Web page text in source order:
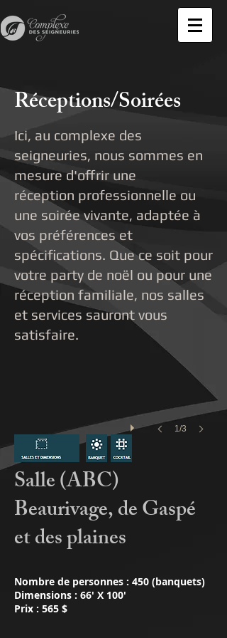
Réceptions/Soirées
Ici, au complexe des
seigneuries, nous sommes en
mesure d'offrir une
réception professionnelle ou
une soirée vivante, adaptée à
vos préférences et
spécifications. Que ce soit pour
votre party de noël ou pour une
réception familiale, nos salles
et services sauront vous
satisfaire.
1/3
Salle (ABC)
Beaurivage, de Gaspé
et des plaines
Nombre de personnes : 450 (banquets)
Dimensions : 66' X 100'
​Prix : 565 $